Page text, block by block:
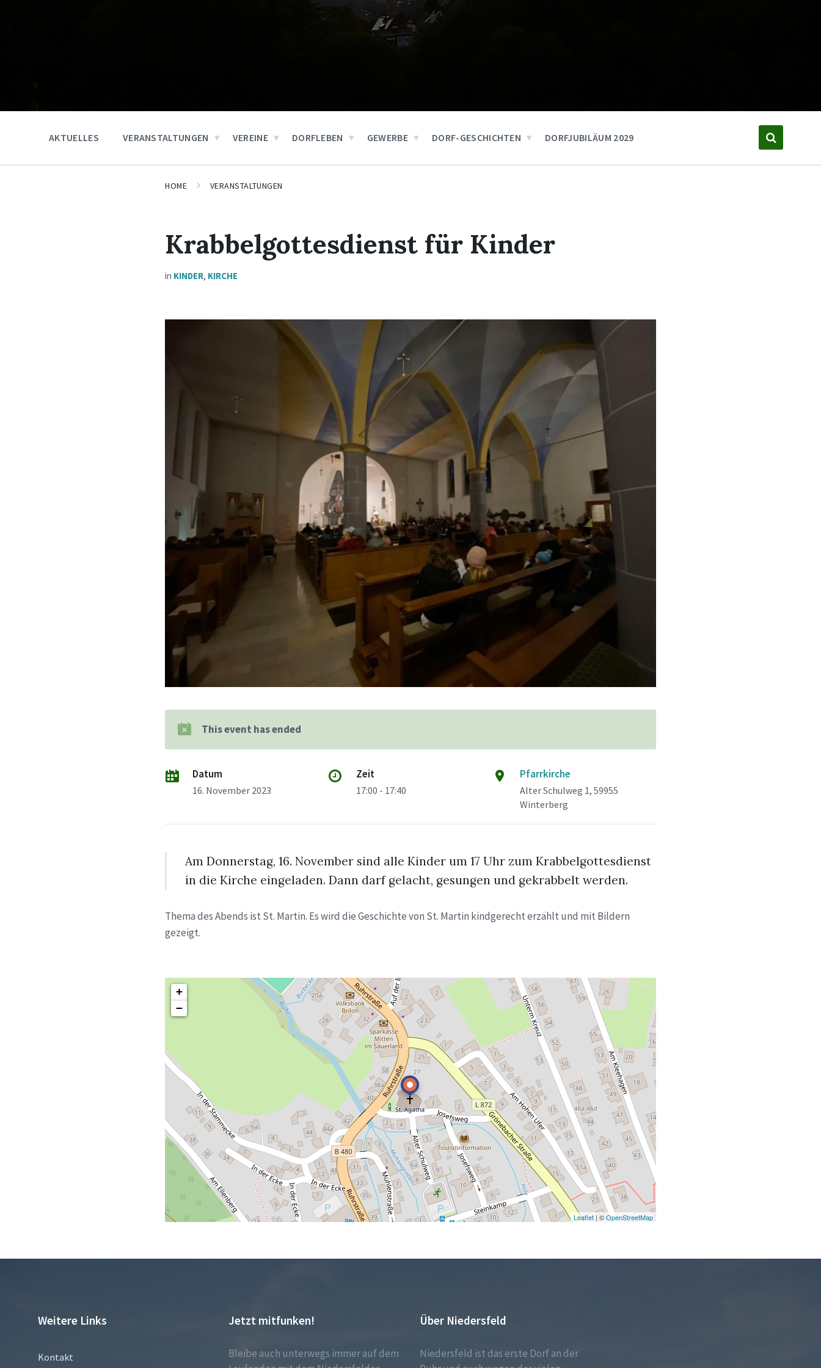
AKTUELLES VERANSTALTUNGEN VEREINE DORFLEBEN GEWERBE DORF-GESCHICHTEN DORFJUBILÄUM 2029
HOME VERANSTALTUNGEN
Krabbelgottesdienst für Kinder
in KINDER, KIRCHE
This event has ended
Datum
16. November 2023
Zeit
17:00 - 17:40
Pfarrkirche
Alter Schulweg 1, 59955
Winterberg
Am Donnerstag, 16. November sind alle Kinder um 17 Uhr zum Krabbelgottesdienst
in die Kirche eingeladen. Dann darf gelacht, gesungen und gekrabbelt werden.
Thema des Abends ist St. Martin. Es wird die Geschichte von St. Martin kindgerecht erzählt und mit Bildern
gezeigt.
+
−
Leaflet| ©OpenStreetMap
Weitere Links
Kontakt
Jetzt mitfunken!
Bleibe auch unterwegs immer auf dem
Über Niedersfeld
Niedersfeld ist das erste Dorf an der